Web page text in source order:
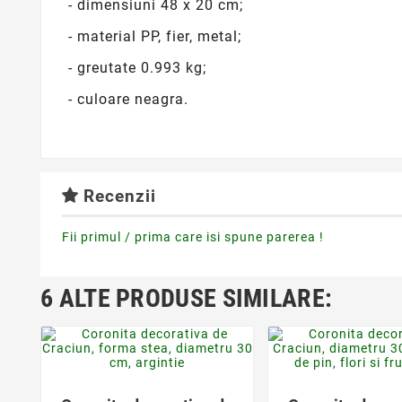
- dimensiuni 48 x 20 cm;
- material PP, fier, metal;
- greutate 0.993 kg;
- culoare neagra.
Recenzii
Fii primul / prima care isi spune parerea !
6 ALTE PRODUSE SIMILARE:
favorite_border